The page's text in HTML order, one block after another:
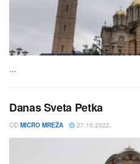
...
Danas Sveta Petka
OD MICRO MREŽA 27.10.2022.